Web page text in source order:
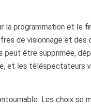
la programmation et le
de visionnage et des
peut être supprimée,
et les téléspectateurs
Les choix se